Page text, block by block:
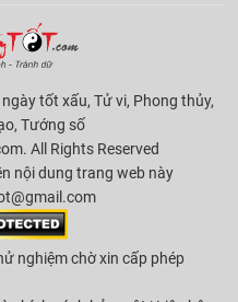
tốt xấu, Tử vi, Phong thủy,
Tướng số
All Rights Reserved
nội dung trang web này
nghiệm chờ xin cấp phép